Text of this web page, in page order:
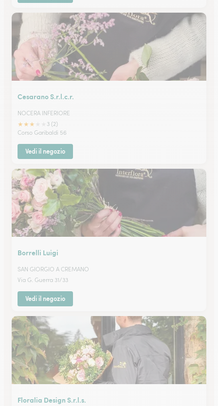
Cesarano S.r.l.c.r.
NOCERA INFERIORE
★★★
3 (2)
Corso Garibaldi 56
Vedi il negozio
Borrelli Luigi
SAN GIORGIO A CREMANO
Via G. Guerra 31/33
Vedi il negozio
Floralia Design S.r.l.s.